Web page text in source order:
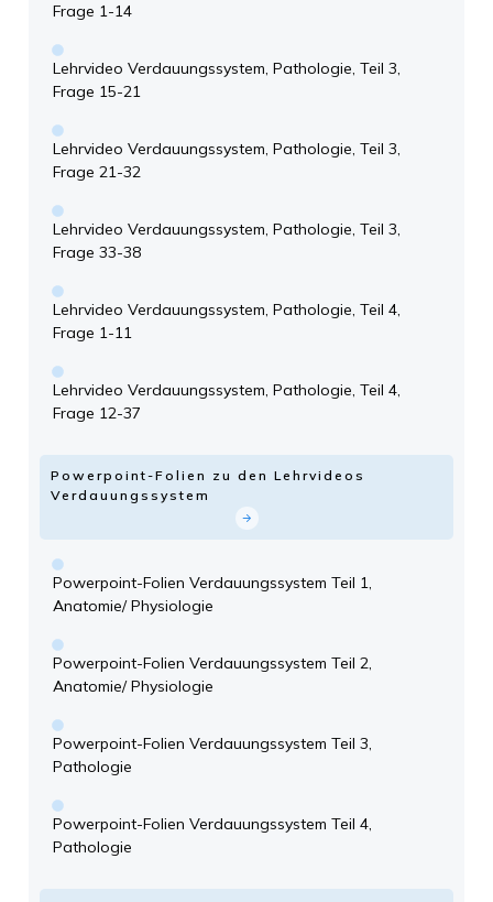
Frage 1-14
Lehrvideo Verdauungssystem, Pathologie, Teil 3,
Frage 15-21
Lehrvideo Verdauungssystem, Pathologie, Teil 3,
Frage 21-32
Lehrvideo Verdauungssystem, Pathologie, Teil 3,
Frage 33-38
Lehrvideo Verdauungssystem, Pathologie, Teil 4,
Frage 1-11
Lehrvideo Verdauungssystem, Pathologie, Teil 4,
Frage 12-37
Powerpoint-Folien zu den Lehrvideos
Verdauungssystem
Powerpoint-Folien Verdauungssystem Teil 1,
Anatomie/ Physiologie
Powerpoint-Folien Verdauungssystem Teil 2,
Anatomie/ Physiologie
Powerpoint-Folien Verdauungssystem Teil 3,
Pathologie
Powerpoint-Folien Verdauungssystem Teil 4,
Pathologie